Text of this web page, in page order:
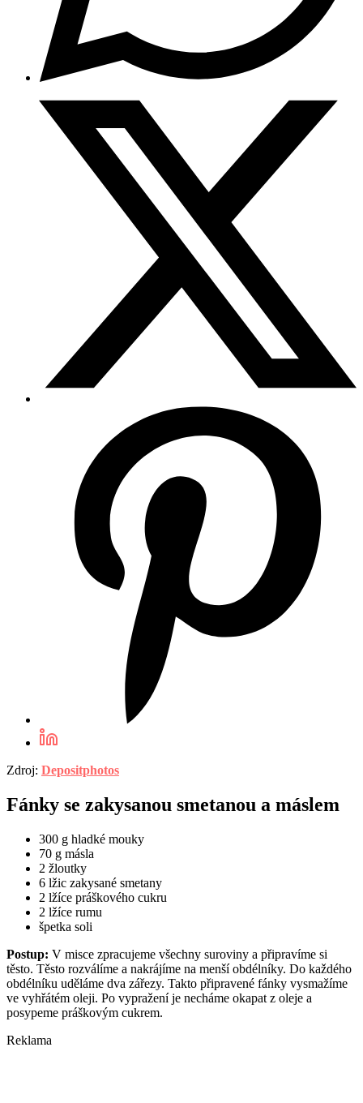
Zdroj: Depositphotos
Fánky se zakysanou smetanou a máslem
300 g hladké mouky
70 g másla
2 žloutky
6 lžic zakysané smetany
2 lžíce práškového cukru
2 lžíce rumu
špetka soli
Postup: V misce zpracujeme všechny suroviny a připravíme si
těsto. Těsto rozválíme a nakrájíme na menší obdélníky. Do každého
obdélníku uděláme dva zářezy. Takto připravené fánky vysmažíme
ve vyhřátém oleji. Po vypražení je necháme okapat z oleje a
posypeme práškovým cukrem.
Reklama